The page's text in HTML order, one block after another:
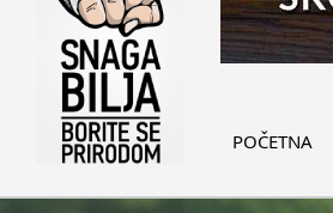
POČETNA